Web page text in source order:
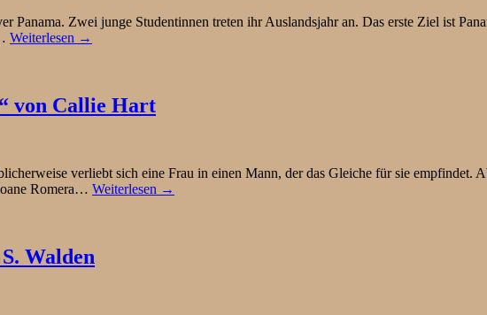
Zwei junge Studentinnen treten ihr Auslandsjahr an. Das erste Ziel ist
Weiterlesen →
von Callie Hart
verliebt sich eine Frau in einen Mann, der das Gleiche für sie empfindet.
Romera… Weiterlesen →
Walden